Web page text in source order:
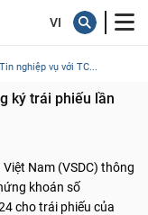
Tin nghiệp vụ với TC...
ký trái phiếu lần
Nam (VSDC) thông
khoán số
cho trái phiếu của